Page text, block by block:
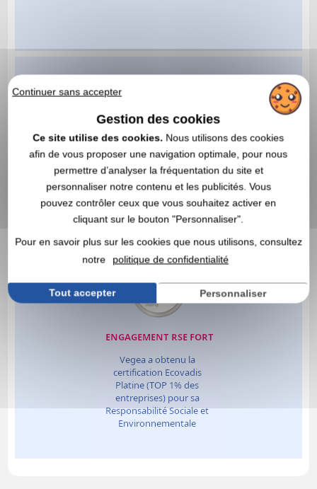
Continuer sans accepter
Gestion des cookies
Ce site utilise des cookies. Nous utilisons des cookies
afin de vous proposer une navigation optimale, pour nous
permettre d’analyser la fréquentation du site et
personnaliser notre contenu et les publicités. Vous
pouvez contrôler ceux que vous souhaitez activer en
cliquant sur le bouton "Personnaliser".
Pour en savoir plus sur les cookies que nous utilisons, consultez
notre
politique de confidentialité
Tout accepter Personnaliser